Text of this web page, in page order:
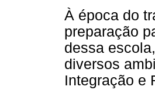
À época do
preparação
dessa
diversos
Integração e